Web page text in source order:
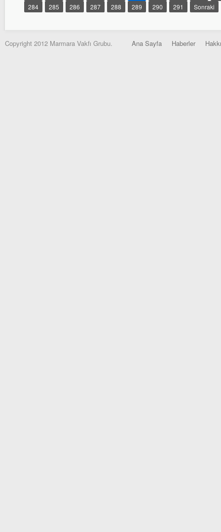
284
285 286 287 288 289 290 291 Sonraki
Copyright 2012 Marmara Vakfı Grubu. Ana Sayfa Haberler